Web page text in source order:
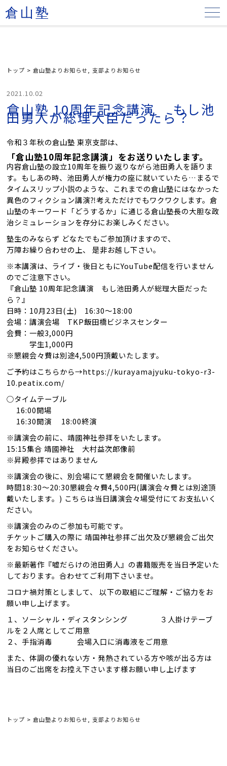
倉山塾
トップ >倉山塾よりお知らせ ,支部よりお知らせ
2021.10.02
倉山塾 10周年記念講演 もし池
田勇人が総理大臣だったら？
令和３年秋の倉山塾 東京支部は、
「倉山塾10周年記念講演」をお送りいたします。
内容倉山塾の設立10周年を振り返りながら池田勇人を語りま
す。もしあの時、池田勇人が権力の座に就いていたら…まるで
タイムスリップ小説のような、これまでの倉山塾にはなかった
異色のフィクション講演⁈考えただけでもワクワクします。倉
山塾のキーワード「どうするか」に通じる倉山塾長の大胆な政
治シミュレーションを存分にお楽しみください。
塾生のみならず どなたでもご参加頂けますので、
万障お繰り合わせの上、 是非お越し下さい。
※本講演は、ライブ・後日ともにYouTube配信を行いません
のでご注意下さい。
『倉山塾 10周年記念講演 もし池田勇人が総理大臣だった
ら？』
日時：10月23日(土) 16:30〜18:00
会場：講演会場 TKP飯田橋ビジネスセンター
会費：一般3,000円
学生1,000円
※懇親会々費は別途4,500円頂戴いたします。
ご予約はこちらから→https://kurayamajyuku-tokyo-r3-
10.peatix.com/
○タイムテーブル
16:00開場
16:30開演 18:00終演
※講演会の前に、靖國神社参拝をいたします。
15:15集合 靖國神社 大村益次郎像前
※昇殿参拝ではありません
※講演会の後に、別会場にて懇親会を開催いたします。
時間18:30〜20:30懇親会々費4,500円(講演会々費とは別途頂
戴いたします。) こちらは当日講演会々場受付にてお支払いく
ださい。
※講演会のみのご参加も可能です。
チケットご購入の際に 靖国神社参拝ご出欠及び懇親会ご出欠
をお知らせください。
※最新著作『嘘だらけの池田勇人』の書籍販売を当日予定いた
しております。合わせてご利用下さいませ。
コロナ禍対策としまして、 以下の取組にご理解・ご協力をお
願い申し上げます。
１、ソーシャル・ディスタンシング ３人掛けテーブ
ルを２人席としてご用意
２、手指消毒 会場入口に消毒液をご用意
また、体調の優れない方・発熱されている方や咳が出る方は
当日のご出席をお控え下さいます様お願い申し上げます
トップ >倉山塾よりお知らせ ,支部よりお知らせ